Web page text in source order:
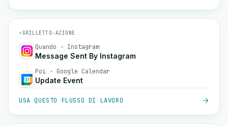
⚡ GRILLETTO→AZIONE
Quando · Instagram
Message Sent By Instagram
Poi · Google Calendar
Update Event
USA QUESTO FLUSSO DI LAVORO